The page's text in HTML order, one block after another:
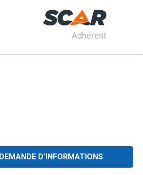
Adhérent
DEMANDE D'INFORMATIONS